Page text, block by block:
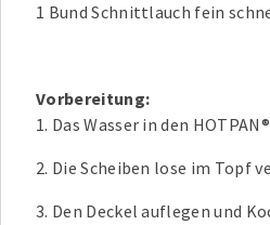
1 Bund Schnittlauch fein
Vorbereitung:
1. Das Wasser in den
2. Die Scheiben lose im Topf
3. Den Deckel auflegen und